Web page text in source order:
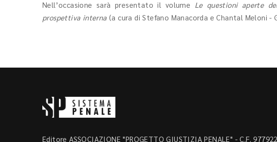
Nell’occasione sarà presentato il volume Le questioni aperte
prospettiva interna (a cura di Stefano Manacorda e Chantal Meloni -
Editore ASSOCIAZIONE "PROGETTO GIUSTIZIA PENALE" - C.F.